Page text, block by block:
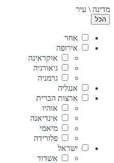
מדינה \ עיר
הכל
אחר
אירופה
אוקראינה
גיאורגיה
גרמניה
אנגליה
ארצות הברית
אוהיו
אינדיאנה
מיאמי
פלורידה
ישראל
אשדוד